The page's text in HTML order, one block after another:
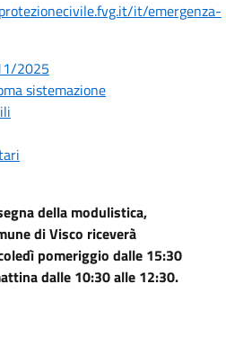
it/emergenza-
2025
sistemazione
della modulistica,
di Visco riceverà
pomeriggio dalle 15:30
dalle 10:30 alle 12:30.